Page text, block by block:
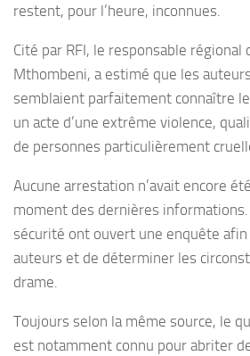
restent, pour l’heure, inconnues.
Cité par RFI, le responsable régional
Mthombeni, a estimé que les
semblaient parfaitement connaître
un acte d’une extrême violence,
de personnes particulièrement
Aucune arrestation n’avait encore
moment des dernières
sécurité ont ouvert une enquête
auteurs et de déterminer les
drame.
Toujours selon la même source, le
est notamment connu pour abriter